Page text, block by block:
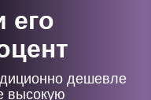
его
дешевле
высокую